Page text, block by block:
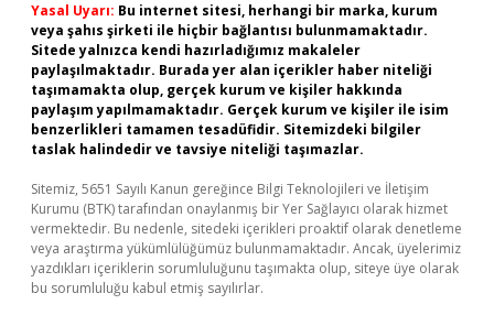
Yasal Uyarı: Bu internet sitesi, herhangi bir marka, kurum
veya şahıs şirketi ile hiçbir bağlantısı bulunmamaktadır.
Sitede yalnızca kendi hazırladığımız makaleler
paylaşılmaktadır. Burada yer alan içerikler haber niteliği
taşımamakta olup, gerçek kurum ve kişiler hakkında
paylaşım yapılmamaktadır. Gerçek kurum ve kişiler ile isim
benzerlikleri tamamen tesadüfidir. Sitemizdeki bilgiler
taslak halindedir ve tavsiye niteliği taşımazlar.
Sitemiz, 5651 Sayılı Kanun gereğince Bilgi Teknolojileri ve İletişim
Kurumu (BTK) tarafından onaylanmış bir Yer Sağlayıcı olarak hizmet
vermektedir. Bu nedenle, sitedeki içerikleri proaktif olarak denetleme
veya araştırma yükümlülüğümüz bulunmamaktadır. Ancak, üyelerimiz
yazdıkları içeriklerin sorumluluğunu taşımakta olup, siteye üye olarak
bu sorumluluğu kabul etmiş sayılırlar.